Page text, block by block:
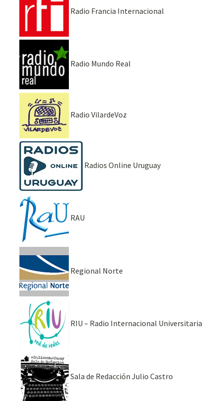
Radio Francia Internacional
Radio Mundo Real
Radio VilardeVoz
Radios Online Uruguay
RAU
Regional Norte
RIU – Radio Internacional Universitaria
Sala de Redacción Julio Castro